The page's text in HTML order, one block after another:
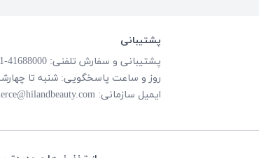
پشتیبانی
پشتیبانی و سفارش تلفنی: 41688000-021
روز و ساعت پاسخگویی: شنبه تا چهارشنبه از
ایمیل سازمانی: